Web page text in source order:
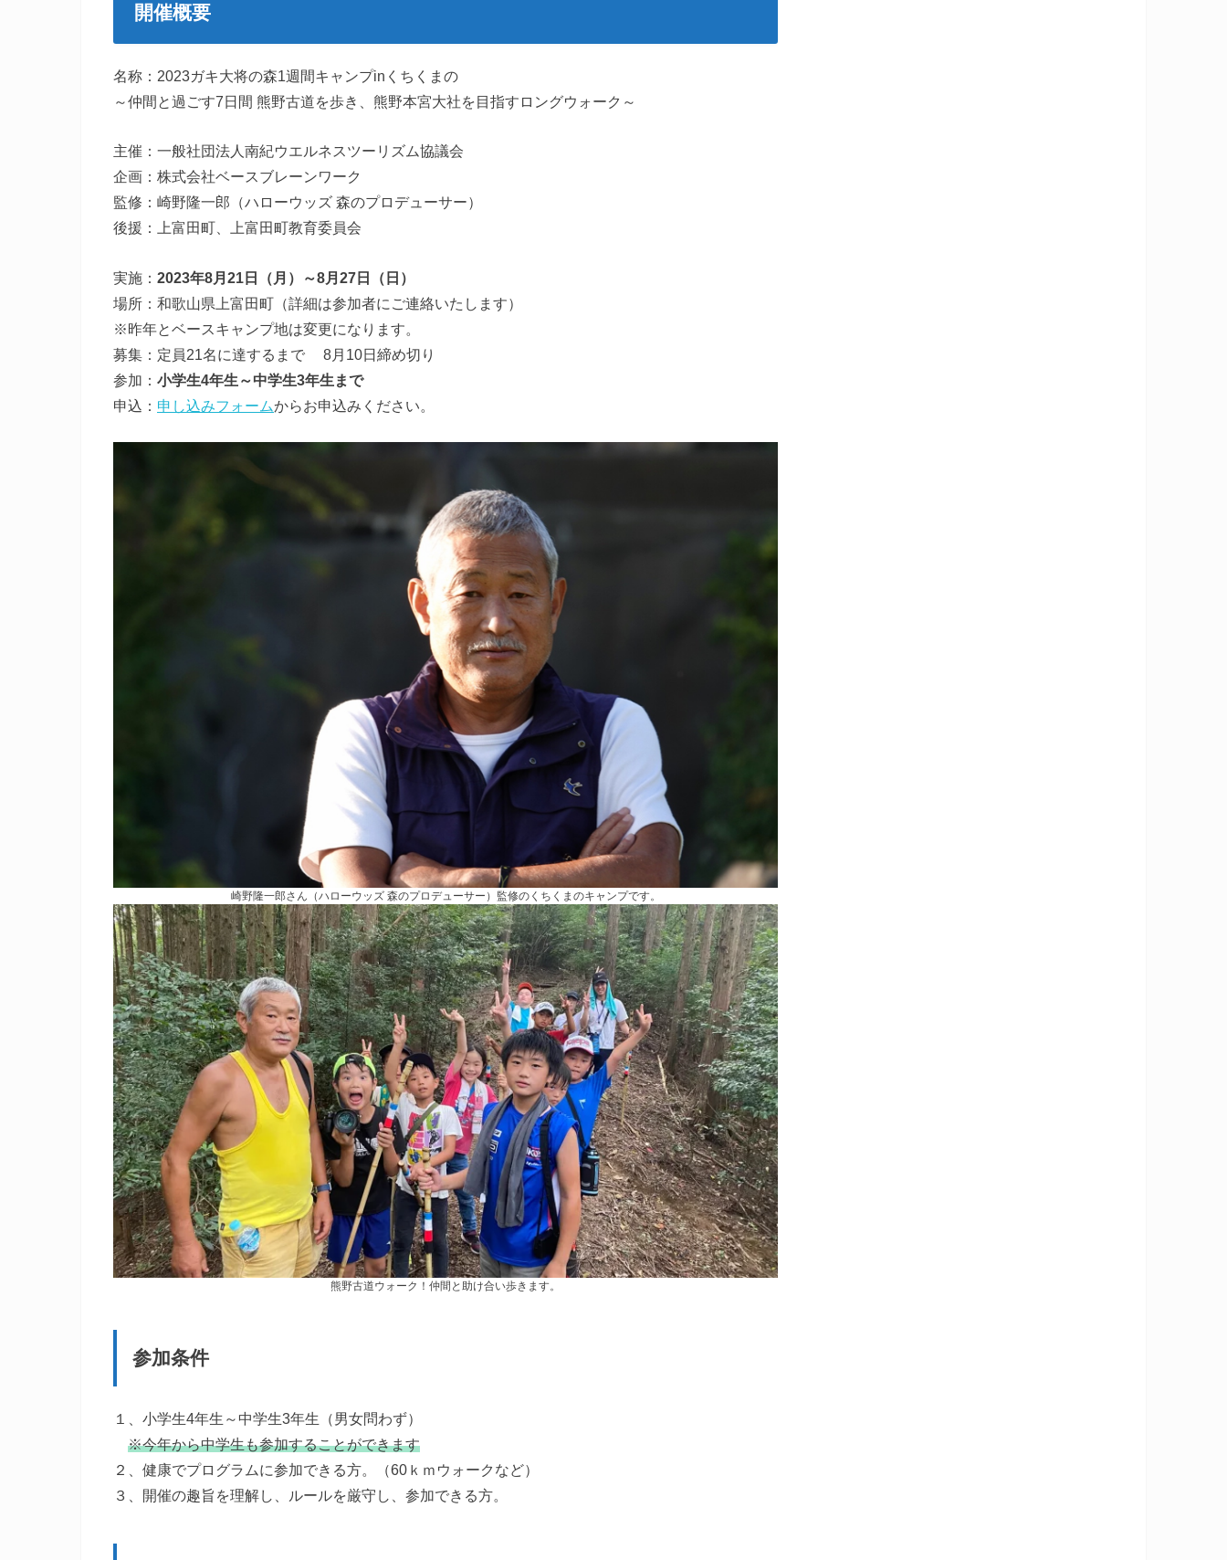
開催概要
名称：2023ガキ大将の森1週間キャンプinくちくまの
～仲間と過ごす7日間 熊野古道を歩き、熊野本宮大社を目指すロングウォーク～
主催：一般社団法人南紀ウエルネスツーリズム協議会
企画：株式会社ベースブレーンワーク
監修：崎野隆一郎（ハローウッズ 森のプロデューサー）
後援：上富田町、上富田町教育委員会
実施： 2023年8月21日（月）～8月27日（日）
場所：和歌山県上富田町（詳細は参加者にご連絡いたします）
※昨年とベースキャンプ地は変更になります。
募集：定員21名に達するまで 8月10日締め切り
参加： 小学生4年生～中学生3年生まで
申込： 申し込みフォームからお申込みください。
崎野隆一郎さん（ハローウッズ 森のプロデューサー）監修のくちくまのキャンプです。
熊野古道ウォーク！仲間と助け合い歩きます。
参加条件
１、小学生4年生～中学生3年生（男女問わず）
※今年から中学生も参加することができます
２、健康でプログラムに参加できる方。（60ｋｍウォークなど）
３、開催の趣旨を理解し、ルールを厳守し、参加できる方。